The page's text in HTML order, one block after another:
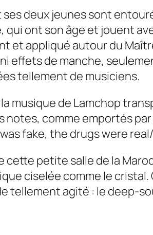
ses deux jeunes sont
qui ont son âge et jouent
et appliqué autour du
effets de manche,
tellement de musiciens.
musique de Lamchop
notes, comme emportés
fake, the drugs were
cette petite salle de la
ciselée comme le
tellement agité : le deep-